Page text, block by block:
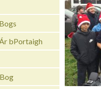
bPortaigh